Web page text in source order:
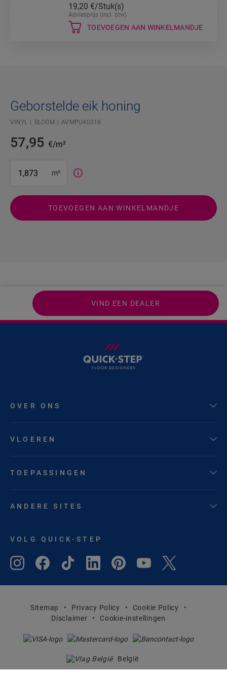
19,20 €/Stuk(s)
Adviesprijs (incl. btw)
TOEVOEGEN AAN WINKELMANDJE
Geborstelde eik honing
VINYL BLOOM AVMPU40318
57,95 €/m²
m²
TOEVOEGEN AAN WINKELMANDJE
VIND EEN DEALER
OVER ONS
VLOEREN
TOEPASSINGEN
ANDERE SITES
VOLG QUICK-STEP
Sitemap Privacy Policy
Cookie Policy
Disclaimer
Cookie-instellingen
België